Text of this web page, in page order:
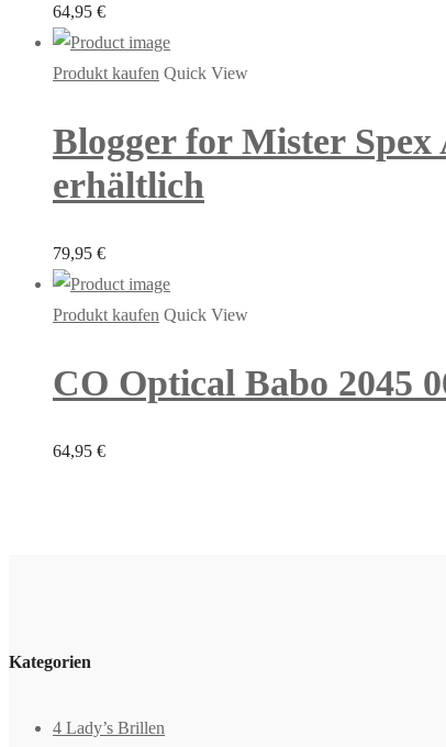
64,95 €
Produkt kaufen Quick View
Blogger for Mister Spex
erhältlich
79,95 €
Produkt kaufen Quick View
CO Optical Babo 2045
64,95 €
Kategorien
4 Lady’s Brillen